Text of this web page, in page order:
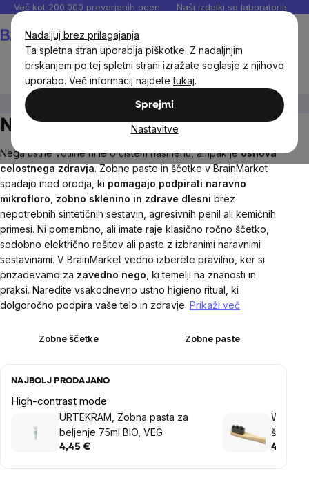
Nadaljuj brez prilagajanja
Ta spletna stran uporablja piškotke. Z nadaljnjim
brskanjem po tej spletni strani izražate soglasje z njihovo
uporabo. Več informacij najdetetukaj.
Sprejmi
Nastavitve
Preskoči
vsebino
Več kot 200.000 preverjenih ocen Naši izdelki so laboratorijsko
Nega zob
Naravna in BIO nega zob
Nega ustne votline ni le o čistem nasmehu, ampak jeosnova
celostnega zdravja. Zobne paste in ščetke v BrainMarket
spadajo med orodja, ki pomagajo podpirati naravno
mikrofloro, zobno sklenino in zdrave dlesni brez
nepotrebnih sintetičnih sestavin, agresivnih penil ali kemičnih
primesi. Ni pomembno, ali imate raje klasično ročno ščetko,
sodobno električno rešitev ali paste z izbranimi naravnimi
sestavinami. V BrainMarket vedno izberete pravilno, ker si
prizadevamo za zavedno nego , ki temelji na znanosti in
praksi. Naredite vsakodnevno ustno higieno ritual, ki
dolgoročno podpira vaše telo in zdravje. Prikaži več
Zobne ščetke Zobne paste
NAJBOLJ PRODAJANO
High-contrast mode
URTEKRAM, Zobna pasta za
beljenje 75ml BIO, VEG
4,45 €
ščetka
ščetin
4,04 €